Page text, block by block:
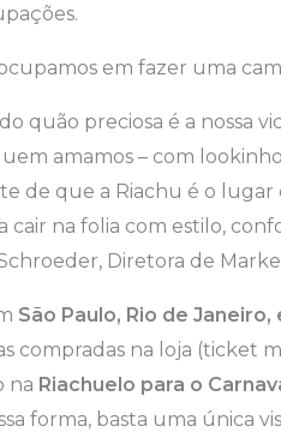
em fazer uma
quão preciosa é a nossa
amamos – com
de que a Riachu é o
na folia com estilo,
Diretora de
São Paulo, Rio de Janeiro,
compradas na loja (ticket
na Riachuelo para o
forma, basta uma única